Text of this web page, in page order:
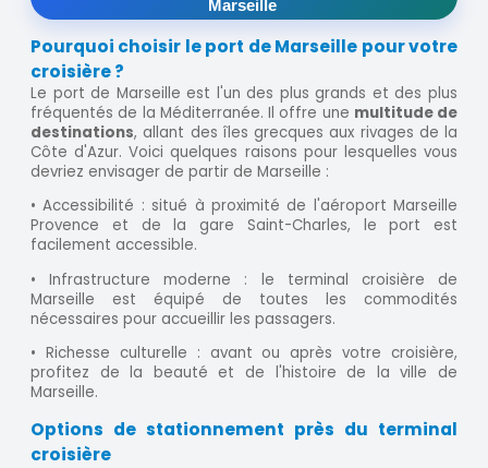
Marseille
Pourquoi choisir le port de Marseille pour votre
croisière ?
Le port de Marseille est l'un des plus grands et des plus
fréquentés de la Méditerranée. Il offre une multitude de
destinations, allant des îles grecques aux rivages de la
Côte d'Azur. Voici quelques raisons pour lesquelles vous
devriez envisager de partir de Marseille :
• Accessibilité : situé à proximité de l'aéroport Marseille
Provence et de la gare Saint-Charles, le port est
facilement accessible.
• Infrastructure moderne : le terminal croisière de
Marseille est équipé de toutes les commodités
nécessaires pour accueillir les passagers.
• Richesse culturelle : avant ou après votre croisière,
profitez de la beauté et de l'histoire de la ville de
Marseille.
Options de stationnement près du terminal
croisière